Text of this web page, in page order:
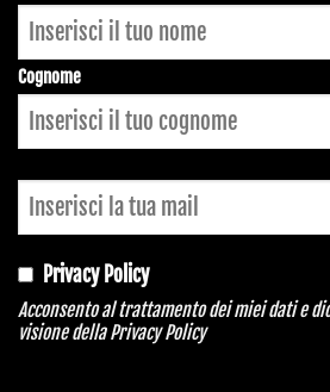
Cognome
Privacy Policy
Acconsento al trattamento dei miei dati e
visione dellaPrivacy Policy